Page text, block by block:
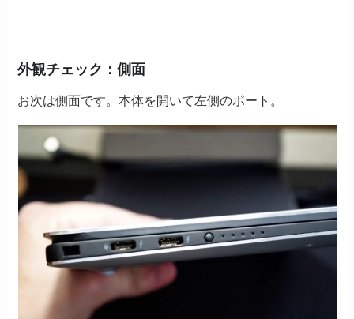
外観チェック：側面
お次は側面です。本体を開いて左側のポート。